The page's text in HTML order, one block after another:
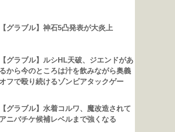
【グラブル】神石5凸発表が大炎上
【グラブル】ルシHL天破、ジエンドがあ
るから今のところは汁を飲みながら奥義
オフで殴り続けるゾンビアタックゲー
【グラブル】水着コルワ、魔改造されて
アニバチケ候補レベルまで強くなる